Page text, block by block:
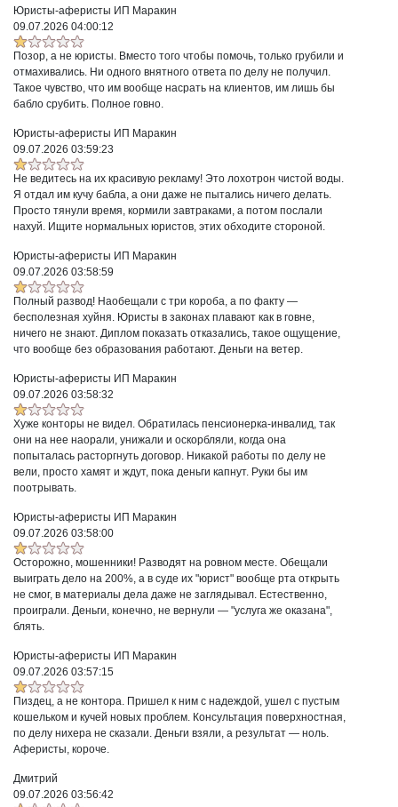
Юристы-аферисты ИП Маракин
09.07.2026 04:00:12
Позор, а не юристы. Вместо того чтобы помочь, только грубили и
отмахивались. Ни одного внятного ответа по делу не получил.
Такое чувство, что им вообще насрать на клиентов, им лишь бы
бабло срубить. Полное говно.
Юристы-аферисты ИП Маракин
09.07.2026 03:59:23
Не ведитесь на их красивую рекламу! Это лохотрон чистой воды.
Я отдал им кучу бабла, а они даже не пытались ничего делать.
Просто тянули время, кормили завтраками, а потом послали
нахуй. Ищите нормальных юристов, этих обходите стороной.
Юристы-аферисты ИП Маракин
09.07.2026 03:58:59
Полный развод! Наобещали с три короба, а по факту —
бесполезная хуйня. Юристы в законах плавают как в говне,
ничего не знают. Диплом показать отказались, такое ощущение,
что вообще без образования работают. Деньги на ветер.
Юристы-аферисты ИП Маракин
09.07.2026 03:58:32
Хуже конторы не видел. Обратилась пенсионерка-инвалид, так
они на нее наорали, унижали и оскорбляли, когда она
попыталась расторгнуть договор. Никакой работы по делу не
вели, просто хамят и ждут, пока деньги капнут. Руки бы им
поотрывать.
Юристы-аферисты ИП Маракин
09.07.2026 03:58:00
Осторожно, мошенники! Разводят на ровном месте. Обещали
выиграть дело на 200%, а в суде их "юрист" вообще рта открыть
не смог, в материалы дела даже не заглядывал. Естественно,
проиграли. Деньги, конечно, не вернули — "услуга же оказана",
блять.
Юристы-аферисты ИП Маракин
09.07.2026 03:57:15
Пиздец, а не контора. Пришел к ним с надеждой, ушел с пустым
кошельком и кучей новых проблем. Консультация поверхностная,
по делу нихера не сказали. Деньги взяли, а результат — ноль.
Аферисты, короче.
Дмитрий
09.07.2026 03:56:42